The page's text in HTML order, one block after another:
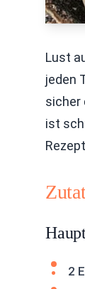
Lust
jeden
sicher
ist
2